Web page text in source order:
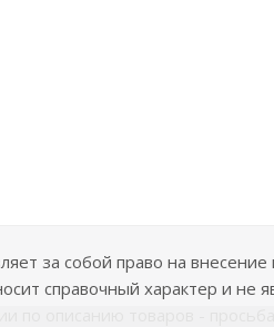
за собой право на
справочный характер и не
по описанию товаров -